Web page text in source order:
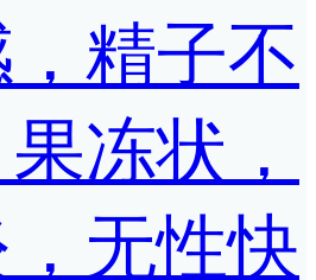
精子不
冻状，
无性快